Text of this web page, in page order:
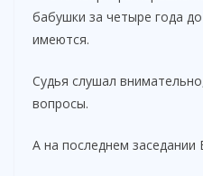
бабушки за четыре года
имеются.
Судья слушал
вопросы.
А на последнем заседании